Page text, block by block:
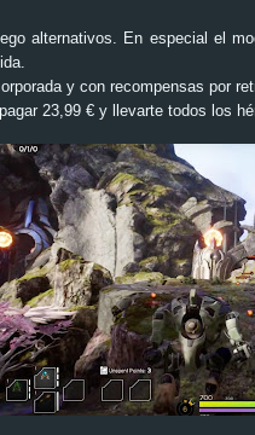
alternativos. En especial el
y con recompensas por
23,99 € y llevarte todos los